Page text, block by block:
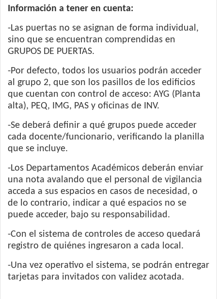
Información a tener en cuenta:
-Las puertas no se asignan de forma individual,
sino que se encuentran comprendidas en
GRUPOS DE PUERTAS.
-Por defecto, todos los usuarios podrán acceder
al grupo 2, que son los pasillos de los edificios
que cuentan con control de acceso: AYG (Planta
alta), PEQ, IMG, PAS y oficinas de INV.
-Se deberá definir a qué grupos puede acceder
cada docente/funcionario, verificando la planilla
que se incluye.
-Los Departamentos Académicos deberán enviar
una nota avalando que el personal de vigilancia
acceda a sus espacios en casos de necesidad, o
de lo contrario, indicar a qué espacios no se
puede acceder, bajo su responsabilidad.
-Con el sistema de controles de acceso quedará
registro de quiénes ingresaron a cada local.
-Una vez operativo el sistema, se podrán entregar
tarjetas para invitados con validez acotada.